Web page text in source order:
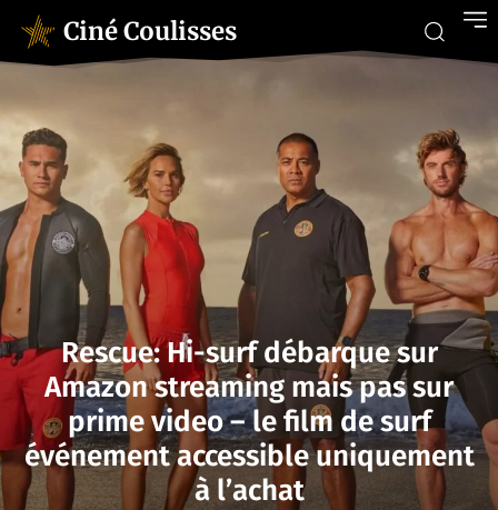
Ciné Coulisses
Rescue: Hi-surf débarque sur
Amazon streaming mais pas sur
prime video – le film de surf
événement accessible uniquement
à l’achat